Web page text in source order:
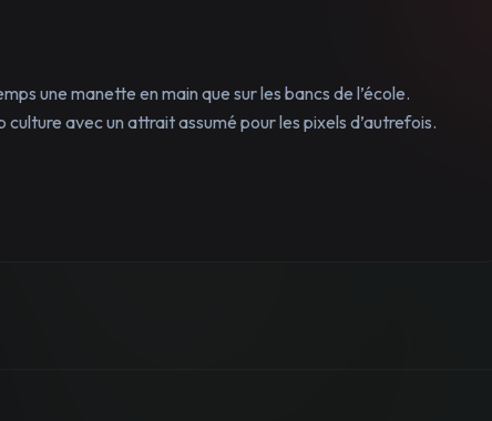
une manette en main que sur les bancs de l’école.
avec un attrait assumé pour les pixels d’autrefois.